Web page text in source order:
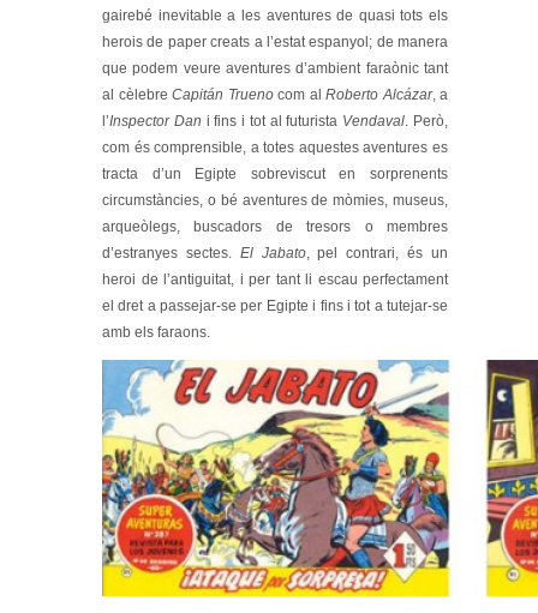
gairebé inevitable a les aventures de quasi tots els
herois de paper creats a l’estat espanyol; de manera
que podem veure aventures d’ambient faraònic tant
al cèlebre Capitán Truenocom al Roberto Alcázar, a
l’Inspector Dan i fins i tot al futurista Vendaval. Però,
com és comprensible, a totes aquestes aventures es
tracta d’un Egipte sobreviscut en sorprenents
circumstàncies, o bé aventures de mòmies, museus,
arqueòlegs, buscadors de tresors o membres
d’estranyes sectes. El Jabato, pel contrari, és un
heroi de l’antiguitat, i per tant li escau perfectament
el dret a passejar-se per Egipte i fins i tot a tutejar-se
amb els faraons.